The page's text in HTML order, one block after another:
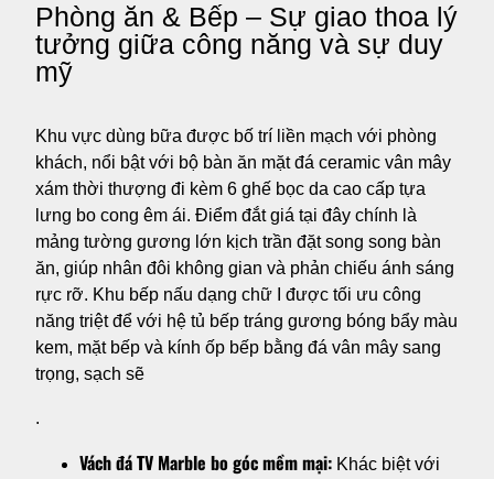
Phòng ăn & Bếp – Sự giao thoa lý
tưởng giữa công năng và sự duy
mỹ
Khu vực dùng bữa được bố trí liền mạch với phòng
khách, nổi bật với bộ bàn ăn mặt đá ceramic vân mây
xám thời thượng đi kèm 6 ghế bọc da cao cấp tựa
lưng bo cong êm ái. Điểm đắt giá tại đây chính là
mảng tường gương lớn kịch trần đặt song song bàn
ăn, giúp nhân đôi không gian và phản chiếu ánh sáng
rực rỡ. Khu bếp nấu dạng chữ I được tối ưu công
năng triệt để với hệ tủ bếp tráng gương bóng bẩy màu
kem, mặt bếp và kính ốp bếp bằng đá vân mây sang
trọng, sạch sẽ
.
Vách đá TV Marble bo góc mềm mại: Khác biệt với